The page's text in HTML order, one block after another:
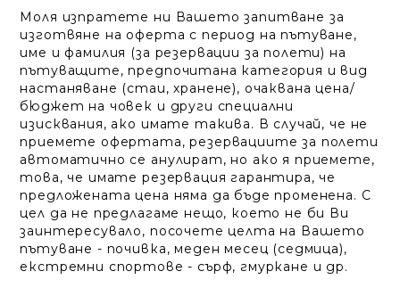
Моля изпратете ни Вашето запитване за
изготвяне на оферта с период на пътуване,
име и фамилия (за резервации за полети) на
пътуващите, предпочитана категория и вид
настаняване (стаи, хранене), очаквана цена/
бюджет на човек и други специални
изисквания, ако имате такива. В случай, че не
приемете офертата, резервациите за полети
автоматично се анулират, но ако я приемете,
това, че имате резервация гарантира, че
предложената цена няма да бъде променена. С
цел да не предлагаме нещо, което не би Ви
заинтересувало, посочете целта на Вашето
пътуване - почивка, меден месец (седмица),
екстремни спортове - сърф, гмуркане и др.